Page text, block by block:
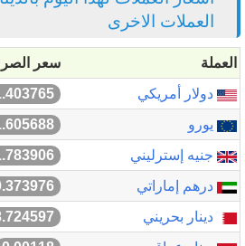
العملات الاخرى
العملة
سعر
دولار أمريكي
يورو
جنيه إسترليني
درهم إماراتي
دينار بحريني